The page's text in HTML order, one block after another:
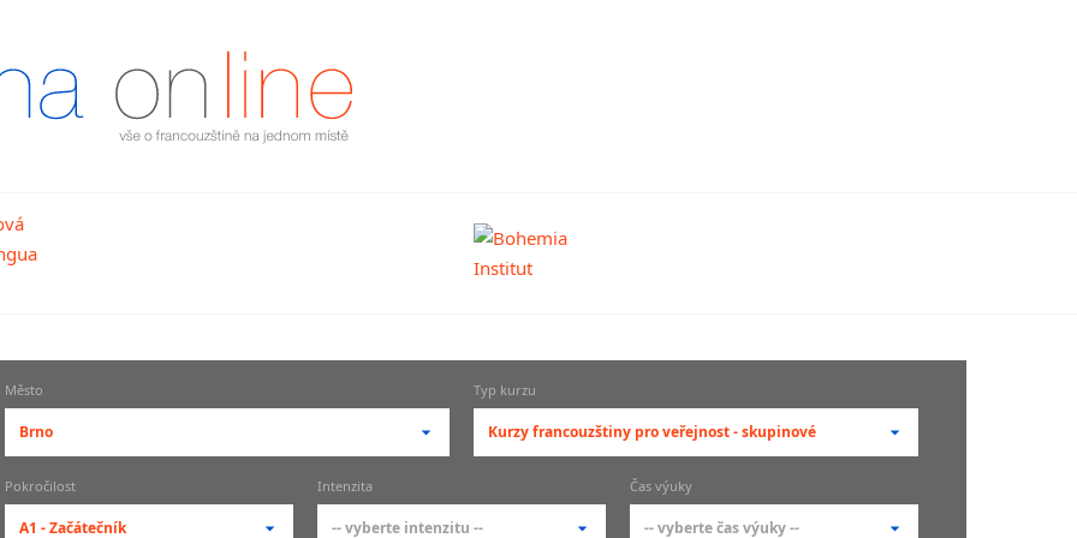
Město
Brno
-- vyberte město --
pražské městské části
Typ kurzu
Kurzy francouzštiny pro veřejnost - skupinové
základní členění kurzů
Pokročilost
A1 - Začátečník
Intenzita
-- vyberte intenzitu --
Čas výuky
-- vyberte čas výuky --